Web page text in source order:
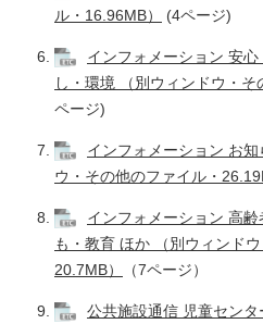
ル・16.96MB）
(4ページ)
インフォメーション 安
し・環境 （別ウィンドウ・そ
ページ)
インフォメーション お
ウ・その他のファイル・
インフォメーション 高
も・教育 ほか （別ウィンド
20.7MB）
（7ページ）
公共施設通信 児童セン